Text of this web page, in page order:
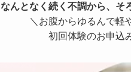
なんとなく続く不調から、そ
＼お腹からゆるんで軽
初回体験のお申込